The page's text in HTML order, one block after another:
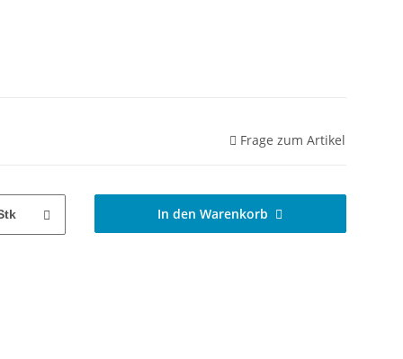
Frage zum Artikel
In den Warenkorb